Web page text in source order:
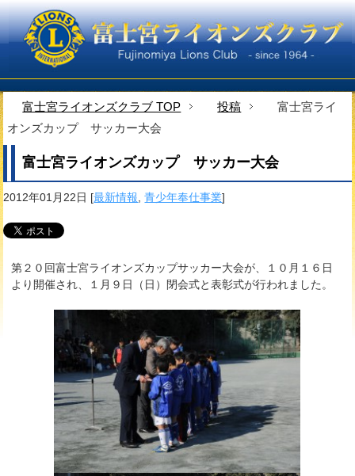
富士宮ライオンズクラブ TOP 投稿
富士宮ライ
オンズカップ サッカー大会
富士宮ライオンズカップ サッカー大会
2012年01月22日 [最新情報 ,青少年奉仕事業]
第２０回富士宮ライオンズカップサッカー大会が、１０月１６日
より開催され、１月９日（日）閉会式と表彰式が行われました。